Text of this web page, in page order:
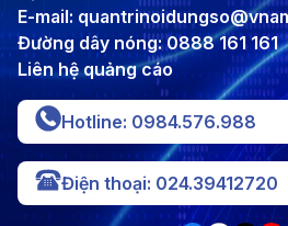
E-mail:
Đường dây nóng: 0888 161 161
Liên hệ quảng cáo
Hotline: 0984.576.988
Điện thoại: 024.39412720